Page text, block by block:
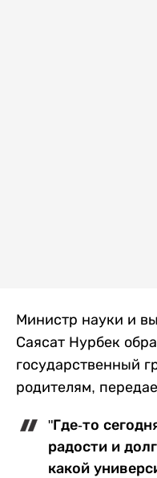
Министр науки и
Саясат Нурбек
государственный
родителям,
"Где-то
радости и
какой